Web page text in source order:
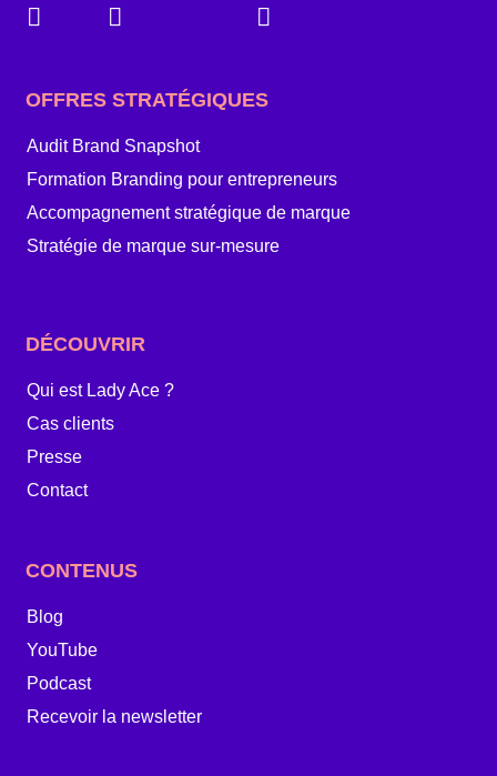
OFFRES STRATÉGIQUES
Audit Brand Snapshot
Formation Branding pour entrepreneurs
Accompagnement stratégique de marque
Stratégie de marque sur-mesure
DÉCOUVRIR
Qui est Lady Ace ?
Cas clients
Presse
Contact
CONTENUS
Blog
YouTube
Podcast
Recevoir la newsletter